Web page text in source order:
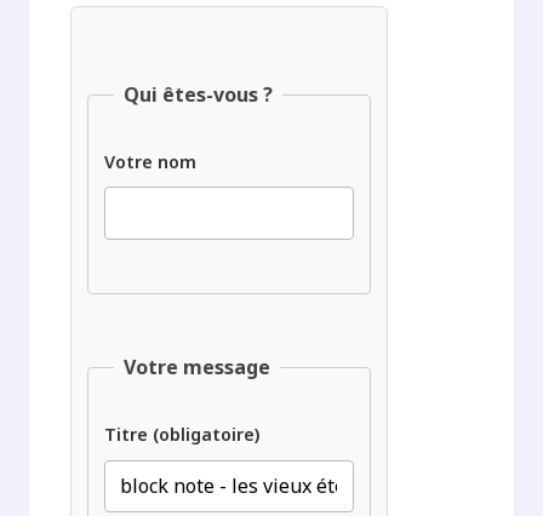
Qui êtes-vous ?
Votre nom
Votre message
Titre (obligatoire)